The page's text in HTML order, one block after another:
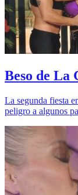
Beso de La
La segunda fiesta
peligro a algunos